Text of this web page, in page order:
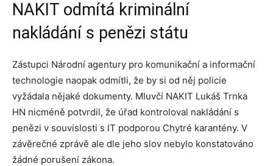
NAKIT odmítá kriminální
nakládání s penězi státu
Zástupci Národní agentury pro komunikační a informační
technologie naopak odmítli, že by si od něj policie
vyžádala nějaké dokumenty. Mluvčí NAKIT Lukáš Trnka
HN nicméně potvrdil, že úřad kontroloval nakládání s
penězi v souvislosti s IT podporou Chytré karantény. V
závěrečné zprávě ale dle jeho slov nebylo konstatováno
žádné porušení zákona.